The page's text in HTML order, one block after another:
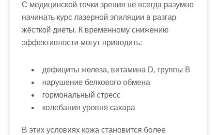
С медицинской точки зрения не всегда разумно
начинать курс лазерной эпиляции в разгар
жёсткой диеты. К временному снижению
эффективности могут приводить:
дефициты железа, витамина D, группы B
нарушение белкового обмена
гормональный стресс
колебания уровня сахара
В этих условиях кожа становится более